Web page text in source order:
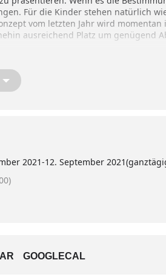
Für die Kinder stehen natürlich
vom letzten Jahr wird
ausreichend Platz um genügend
2021-12. September 2021
GOOGLECAL